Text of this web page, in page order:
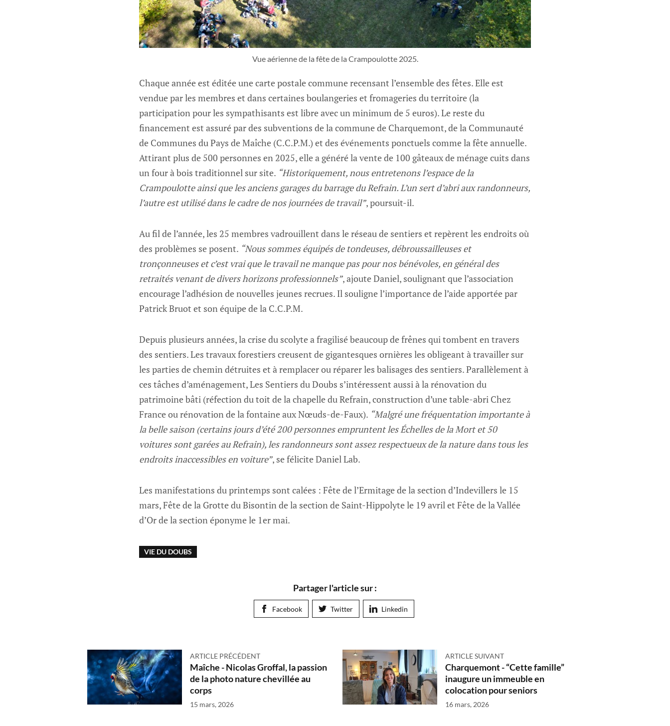
Vue aérienne de la fête de la Crampoulotte 2025.
Chaque année est éditée une carte postale commune recensant l’ensemble des fêtes. Elle est
vendue par les membres et dans certaines boulangeries et fromageries du territoire (la
participation pour les sympathisants est libre avec un minimum de 5 euros). Le reste du
financement est assuré par des subventions de la commune de Charquemont, de la Communauté
de Communes du Pays de Maîche (C.C.P.M.) et des événements ponctuels comme la fête annuelle.
Attirant plus de 500 personnes en 2025, elle a généré la vente de 100 gâteaux de ménage cuits dans
un four à bois traditionnel sur site. “Historiquement, nous entretenons l’espace de la
Crampoulotte ainsi que les anciens garages du barrage du Refrain. L’un sert d’abri aux randonneurs,
l’autre est utilisé dans le cadre de nos journées de travail”, poursuit-il.
Au fil de l’année, les 25 membres vadrouillent dans le réseau de sentiers et repèrent les endroits où
des problèmes se posent. “Nous sommes équipés de tondeuses, débroussailleuses et
tronçonneuses et c’est vrai que le travail ne manque pas pour nos bénévoles, en général des
retraités venant de divers horizons professionnels”, ajoute Daniel, soulignant que l’association
encourage l’adhésion de nouvelles jeunes recrues. Il souligne l’importance de l’aide apportée par
Patrick Bruot et son équipe de la C.C.P.M.
Depuis plusieurs années, la crise du scolyte a fragilisé beaucoup de frênes qui tombent en travers
des sentiers. Les travaux forestiers creusent de gigantesques ornières les obligeant à travailler sur
les parties de chemin détruites et à remplacer ou réparer les balisages des sentiers. Parallèlement à
ces tâches d’aménagement, Les Sentiers du Doubs s’intéressent aussi à la rénovation du
patrimoine bâti (réfection du toit de la chapelle du Refrain, construction d’une table-abri Chez
France ou rénovation de la fontaine aux Nœuds-de-Faux). “Malgré une fréquentation importante à
la belle saison (certains jours d’été 200 personnes empruntent les Échelles de la Mort et 50
voitures sont garées au Refrain), les randonneurs sont assez respectueux de la nature dans tous les
endroits inaccessibles en voiture”, se félicite Daniel Lab.
Les manifestations du printemps sont calées : Fête de l’Ermitage de la section d’Indevillers le 15
mars, Fête de la Grotte du Bisontin de la section de Saint-Hippolyte le 19 avril et Fête de la Vallée
d’Or de la section éponyme le 1er mai.
VIE DU DOUBS
Partager l'article sur :
Facebook Twitter Linkedin
ARTICLE PRÉCÉDENT
Maîche - Nicolas Groffal, la passion
de la photo nature chevillée au
corps
15 mars, 2026
ARTICLE SUIVANT
Charquemont - “Cette famille”
inaugure un immeuble en
colocation pour seniors
16 mars, 2026